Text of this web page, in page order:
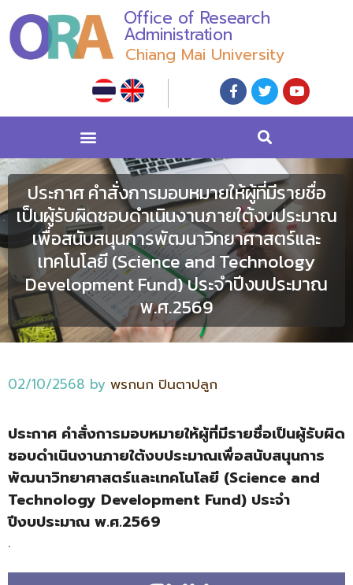
Office of Research
Administration
Chiang Mai University
ประกาศ คำสั่งการมอบหมายให้ผู้ที่มีรายชื่อ
เป็นผู้รับผิดชอบดำเนินงานภายใต้งบประมาณ
เพื่อสนับสนุนการพัฒนาวิทยาศาสตร์และ
เทคโนโลยี (Science and Technology
Development Fund) ประจำปีงบประมาณ
พ.ศ.2569
02/10/2568 by พรกนก ปินตาปลูก
ประกาศ คำสั่งการมอบหมายให้ผู้ที่มีรายชื่อเป็นผู้รับผิด
ชอบดำเนินงานภายใต้งบประมาณเพื่อสนับสนุนการ
พัฒนาวิทยาศาสตร์และเทคโนโลยี (Science and
Technology Development Fund) ประจำ
ปีงบประมาณ พ.ศ.2569
.